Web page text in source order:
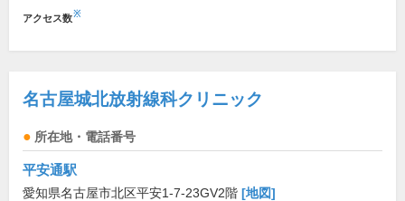
アクセス数※
名古屋城北放射線科クリニック
所在地・電話番号
平安通駅
愛知県名古屋市北区平安1-7-23GV2階 [地図]